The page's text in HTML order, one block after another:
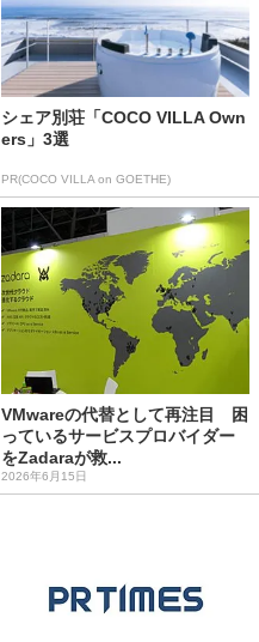
シェア別荘「COCO VILLA Own
ers」3選
PR(COCO VILLA on GOETHE)
VMwareの代替として再注目 困
っているサービスプロバイダー
をZadaraが救...
2026年6月15日